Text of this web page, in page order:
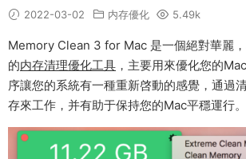
2022-03-02 内存優化 5.49k
Memory Clean 3 for Mac 是一個絕對華麗
的内存清理優化工具 ，主要用來優化您的
序讓您的系統有一種重新啓動的感覺，通過
存來工作，并有助于保持您的Mac平穩運行。